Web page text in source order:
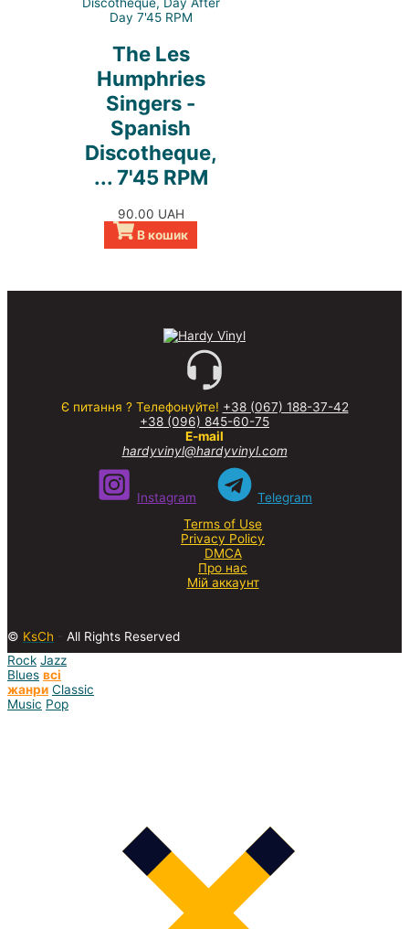
The Les
Humphries
Singers -
Spanish
Discotheque,
... 7'45 RPM
90.00 UAH
В кошик
Є питання ? Телефонуйте! +38 (067) 188-37-42
+38 (096) 845-60-75
E-mail
hardyvinyl@hardyvinyl.com
Instagram
Telegram
Terms of Use
Privacy Policy
DMCA
Про нас
Мій аккаунт
© KsCh
All Rights Reserved
Rock Jazz
Blues всі
жанри Classic
Music Pop